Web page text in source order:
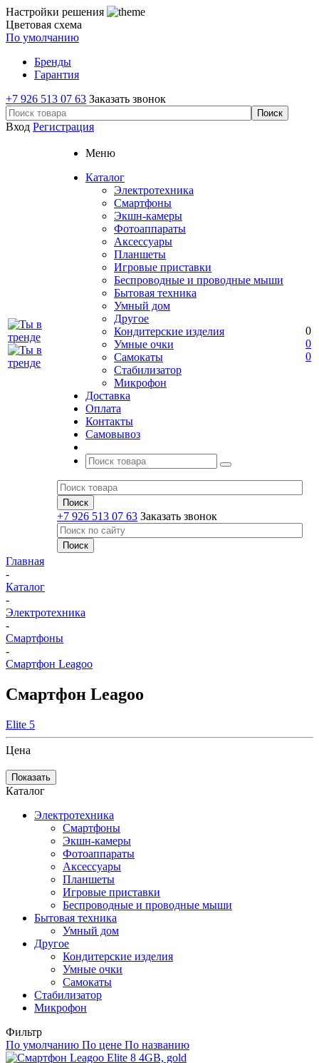
Настройки решения
Цветовая схема
По умолчанию
Бренды
Гарантия
+7 926 513 07 63 Заказать звонок
Вход Регистрация
Меню
Каталог
Электротехника
Смартфоны
Экшн-камеры
Фотоаппараты
Аксессуары
Планшеты
Игровые приставки
Беспроводные и проводные мыши
Бытовая техника
Умный дом
Другое
Кондитерские изделия
Умные очки
Самокаты
Стабилизатор
Микрофон
Доставка
Оплата
Контакты
Самовывоз
+7 926 513 07 63 Заказать звонок
0
0
0
Главная
-
Каталог
-
Электротехника
-
Смартфоны
-
Смартфон Leagoo
Смартфон Leagoo
Elite 5
Цена
Показать
Каталог
Электротехника
Смартфоны
Экшн-камеры
Фотоаппараты
Аксессуары
Планшеты
Игровые приставки
Беспроводные и проводные мыши
Бытовая техника
Умный дом
Другое
Кондитерские изделия
Умные очки
Самокаты
Стабилизатор
Микрофон
Фильтр
По умолчанию По цене По названию